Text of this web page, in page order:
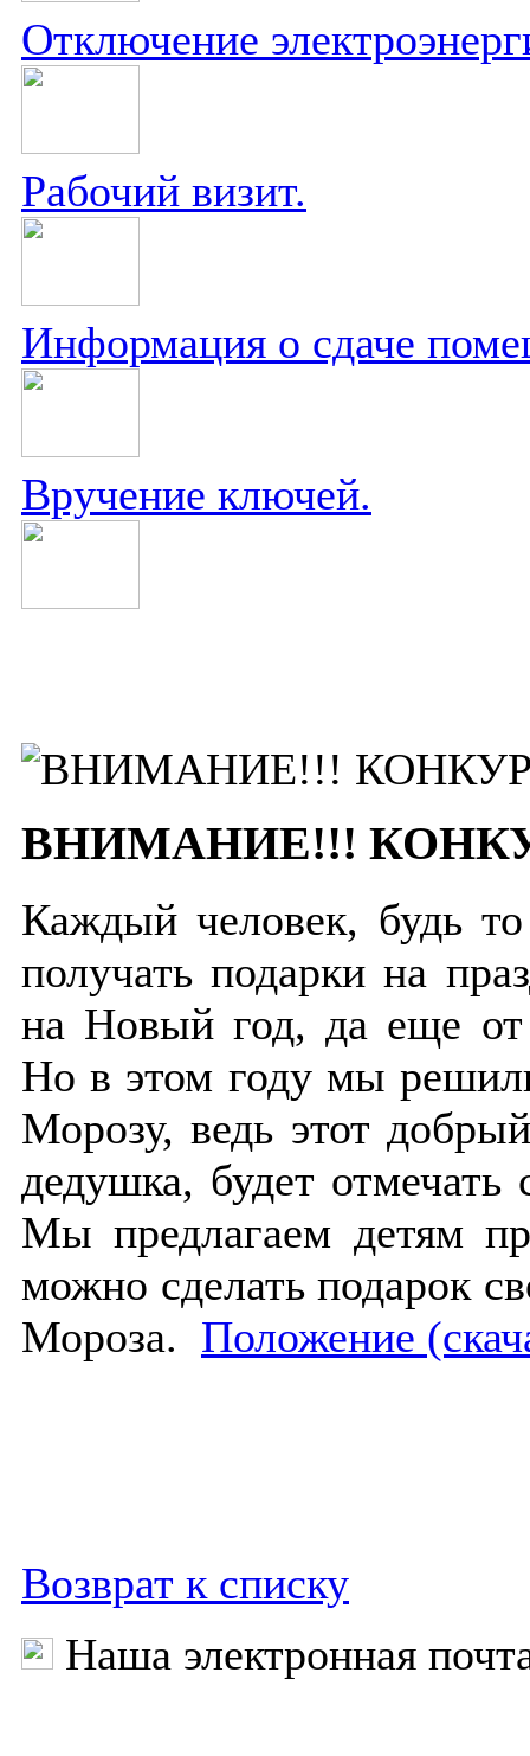
Отключение
Рабочий визит.
Информация о сдаче
Вручение ключей.
ВНИМАНИЕ!!!
Каждый человек, будь
получать подарки на
на Новый год, да еще
Но в этом году мы
Морозу, ведь этот
дедушка, будет
Мы предлагаем детям
можно сделать подарок
Мороза. Положение
Возврат к списку
Наша электронная